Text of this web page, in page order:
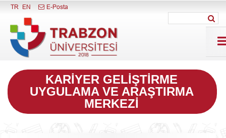
Menüyü Kapat
TR EN E-Posta
KARIYER GELIŞTIRME
UYGULAMA VE ARAŞTIRMA
MERKEZI